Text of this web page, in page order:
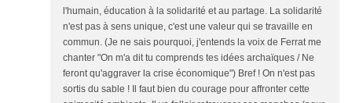
l'humain, éducation à la solidarité et au partage. La solidarité
n'est pas à sens unique, c'est une valeur qui se travaille en
commun. (Je ne sais pourquoi, j'entends la voix de Ferrat me
chanter "On m'a dit tu comprends tes idées archaïques / Ne
feront qu'aggraver la crise économique") Bref ! On n'est pas
sortis du sable ! Il faut bien du courage pour affronter cette